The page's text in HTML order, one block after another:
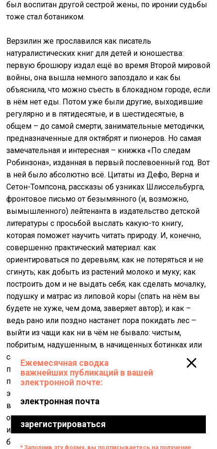
был воспитан другой сестрой жены, по иронии судьбы
тоже стал ботаником.
Верзилин же прославился как писатель
натуралистических книг для детей и юношества:
первую брошюру издал ещё во время Второй мировой
войны, она вышла немного запоздало и как бы
объяснила, что можно съесть в блокадном городе, если
в нём нет еды. Потом уже были другие, выходившие
регулярно и в пятидесятые, и в шестидесятые, в
общем – до самой смерти, занимательные методички,
предназначенные для октябрят и пионеров. Но самая
замечательная и интересная – книжка «По следам
Робинзона», изданная в первый послевоенный год. Вот
в ней было абсолютно всё. Цитаты из Дефо, Верна и
Сетон-Томпсона, рассказы об узниках Шлиссельбурга,
фронтовое письмо от безымянного (и, возможно,
вымышленного) лейтенанта в издательство детской
литературы с просьбой выслать какую-то книгу,
которая поможет научить читать природу. И, конечно,
совершенно практический материал: как
ориентироваться по деревьям; как не потеряться и не
сгинуть; как добыть из растений молоко и муку; как
построить дом и не выдать себя; как сделать мочалку,
подушку и матрас из липовой коры (спать на нём вы
будете не хуже, чем дома, заверяет автор); и как –
ведь рано или поздно настанет пора покидать лес –
выйти из чащи как ни в чём не бывало: чистым,
побритым, надушенным, в начищенных ботинках или
сапогах (есть целая инструкция по изготовлению
подобия гуталина!). В общем, увлекательная книжка:
пионеры переписывали от руки; те, кому достался
экземпляр, несли в дом. Идеальная инструкция для
выживания где угодно и в каких угодно
обстоятельствах. Последняя книга Верзилина была
издана в год смерти автора, называлась «Учитель
ботаники»: ничего особенного, всё до примитивности